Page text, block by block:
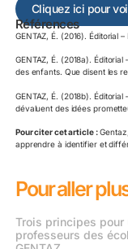
Cliquez ici pour
Références
GENTAZ, É. (2016). Éditorial
GENTAZ, É. (2018a).
des enfants. Que disent les
GENTAZ, É. (2018b).
dévaluent des idées
Pour citer cet article :
apprendre à identifier et
Pour aller
Trois principes pour
professeurs des